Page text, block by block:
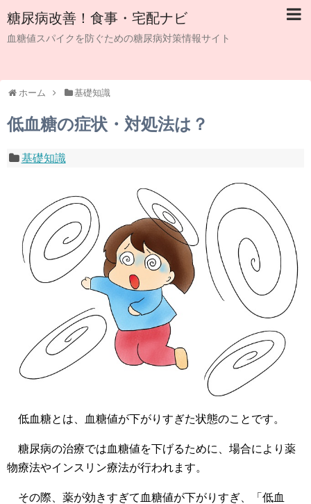
糖尿病改善！食事・宅配ナビ
血糖値スパイクを防ぐための糖尿病対策情報サイト
ホーム 基礎知識
低血糖の症状・対処法は？
基礎知識
低血糖とは、血糖値が下がりすぎた状態のことです。
糖尿病の治療では血糖値を下げるために、場合により薬
物療法やインスリン療法が行われます。
その際、薬が効きすぎて血糖値が下がりすぎ、「低血